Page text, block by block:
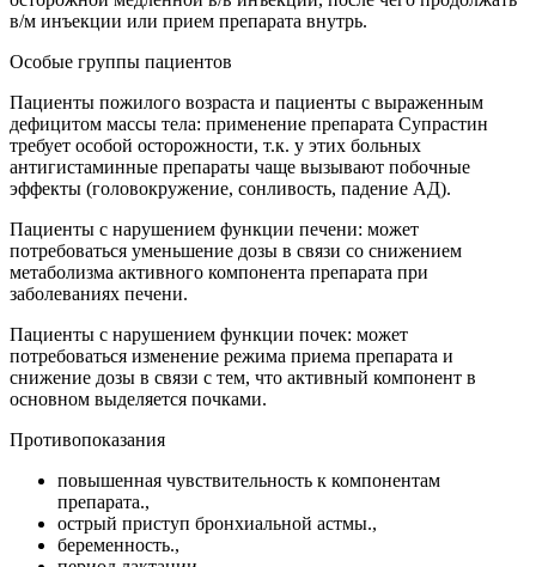
в/м инъекции или прием препарата внутрь.
Особые группы пациентов
Пациенты пожилого возраста и пациенты с выраженным
дефицитом массы тела: применение препарата Супрастин
требует особой осторожности, т.к. у этих больных
антигистаминные препараты чаще вызывают побочные
эффекты (головокружение, сонливость, падение АД).
Пациенты с нарушением функции печени: может
потребоваться уменьшение дозы в связи со снижением
метаболизма активного компонента препарата при
заболеваниях печени.
Пациенты с нарушением функции почек: может
потребоваться изменение режима приема препарата и
снижение дозы в связи с тем, что активный компонент в
основном выделяется почками.
Противопоказания
повышенная чувствительность к компонентам
препарата.,
острый приступ бронхиальной астмы.,
беременность.,